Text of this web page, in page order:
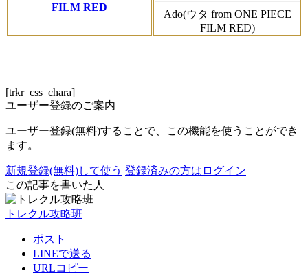
FILM RED
Ado(ウタ from ONE PIECE
FILM RED)
[trkr_css_chara]
ユーザー登録のご案内
ユーザー登録(無料)することで、この機能を使うことができ
ます。
新規登録(無料)して使う 登録済みの方はログイン
この記事を書いた人
トレクル攻略班
ポスト
LINEで送る
URLコピー